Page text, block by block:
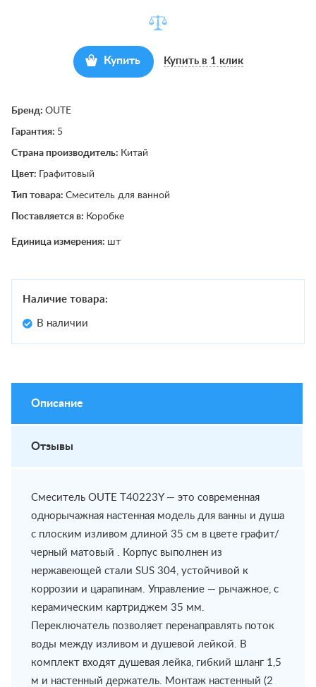
Купить Купить в 1 клик
Бренд: OUTE
Гарантия: 5
Страна производитель: Китай
Цвет: Графитовый
Тип товара: Смеситель для ванной
Поставляется в: Коробке
Единица измерения: шт
Наличие товара:
В наличии
Описание
Отзывы
Смеситель OUTE T40223Y — это современная
однорычажная настенная модель для ванны и душа
с плоским изливом длиной 35 см в цвете графит/
черный матовый . Корпус выполнен из
нержавеющей стали SUS 304, устойчивой к
коррозии и царапинам. Управление — рычажное, с
керамическим картриджем 35 мм.
Переключатель позволяет перенаправлять поток
воды между изливом и душевой лейкой. В
комплект входят душевая лейка, гибкий шланг 1,5
м и настенный держатель. Монтаж настенный (2